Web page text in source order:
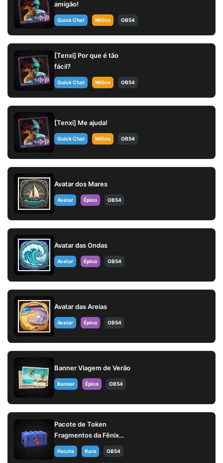
amigão!
Quick Chat Mítico OB54
[Tenxi] Por que é tão
fácil?
Quick Chat Mítico OB54
[Tenxi] Me ajuda!
Quick Chat Mítico OB54
Avatar dos Mares
Avatar Épico OB54
Avatar das Ondas
Avatar Épico OB54
Avatar das Areias
Avatar Épico OB54
Banner Viagem de Verão
Banner Épico OB54
Pacote de Token
Fragmentos da Fênix
(AUG)
Pacote Raro OB54